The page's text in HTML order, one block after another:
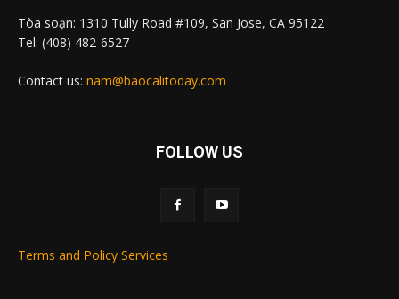
Tòa soạn: 1310 Tully Road #109, San Jose, CA 95122
Tel: (408) 482-6527
Contact us: nam@baocalitoday.com
FOLLOW US
Terms and Policy Services